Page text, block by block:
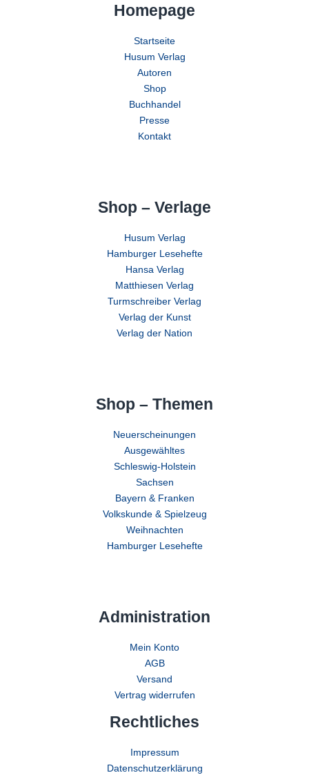
Homepage
Startseite
Husum Verlag
Autoren
Shop
Buchhandel
Presse
Kontakt
Shop – Verlage
Husum Verlag
Hamburger Lesehefte
Hansa Verlag
Matthiesen Verlag
Turmschreiber Verlag
Verlag der Kunst
Verlag der Nation
Shop – Themen
Neuerscheinungen
Ausgewähltes
Schleswig-Holstein
Sachsen
Bayern & Franken
Volkskunde & Spielzeug
Weihnachten
Hamburger Lesehefte
Administration
Mein Konto
AGB
Versand
Vertrag widerrufen
Rechtliches
Impressum
Datenschutzerklärung